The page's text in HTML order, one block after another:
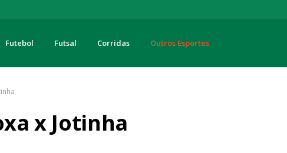
Futebol Futsal Corridas Outros Esportes
x Jotinha